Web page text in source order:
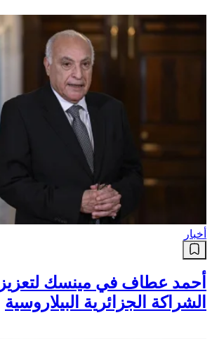
أخبار
أحمد عطاف في مينسك لتعزيز
الشراكة الجزائرية البيلاروسية